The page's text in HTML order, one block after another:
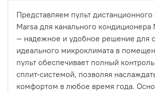
Представляем пульт дистанционного
Marsa для канального кондиционера
— надежное и удобное решение для
идеального микроклимата в
пульт обеспечивает полный
сплит-системой, позволяя
комфортом в любое время года.